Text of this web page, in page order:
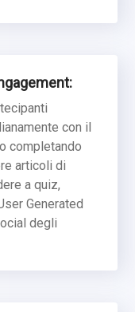
con il
completando
articoli di
a quiz,
Generated
degli